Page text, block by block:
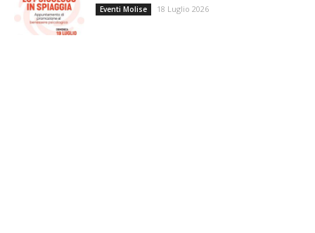
Eventi Molise 18 Luglio 2026